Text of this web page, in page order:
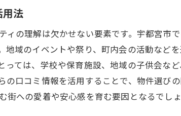
法
の理解は欠かせない要素です。宇都宮市
地域のイベントや祭り、町内会の活動など
っては、学校や保育施設、地域の子供会な
の口コミ情報を活用することで、物件選び
への愛着や安心感を育む要因となるでしょ